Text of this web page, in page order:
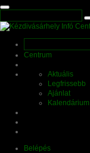
Centrum
Aktuális
Legfrissebb
Ajánlat
Kalendárium
Belépés